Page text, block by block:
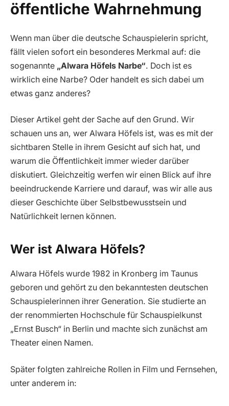
öffentliche Wahrnehmung
Wenn man über die deutsche Schauspielerin spricht,
fällt vielen sofort ein besonderes Merkmal auf: die
sogenannte „Alwara Höfels Narbe“. Doch ist es
wirklich eine Narbe? Oder handelt es sich dabei um
etwas ganz anderes?
Dieser Artikel geht der Sache auf den Grund. Wir
schauen uns an, wer Alwara Höfels ist, was es mit der
sichtbaren Stelle in ihrem Gesicht auf sich hat, und
warum die Öffentlichkeit immer wieder darüber
diskutiert. Gleichzeitig werfen wir einen Blick auf ihre
beeindruckende Karriere und darauf, was wir alle aus
dieser Geschichte über Selbstbewusstsein und
Natürlichkeit lernen können.
Wer ist Alwara Höfels?
Alwara Höfels wurde 1982 in Kronberg im Taunus
geboren und gehört zu den bekanntesten deutschen
Schauspielerinnen ihrer Generation. Sie studierte an
der renommierten Hochschule für Schauspielkunst
„Ernst Busch“ in Berlin und machte sich zunächst am
Theater einen Namen.
Später folgten zahlreiche Rollen in Film und Fernsehen,
unter anderem in: